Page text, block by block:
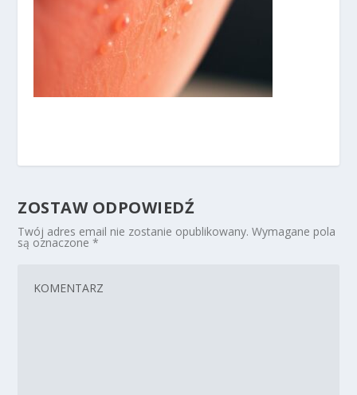
ZOSTAW ODPOWIEDŹ
Twój adres email nie zostanie opublikowany. Wymagane pola
są oznaczone*